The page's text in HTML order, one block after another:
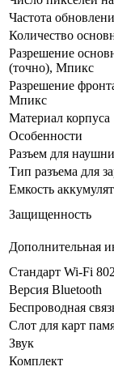
Частота
Количество
Разрешение
(точно), Мпикс
Разрешение
Мпикс
Материал корпуса
Особенности
Разъем для
Тип разъема для
Емкость
Защищенность
Дополнительная
Стандарт Wi-Fi
Версия Bluetooth
Беспроводная
Слот для карт
Звук
Комплект